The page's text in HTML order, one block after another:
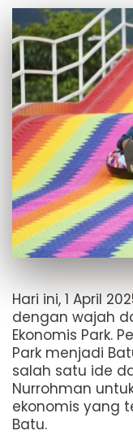
Hari ini, 1 April
dengan wajah
Ekonomis Park.
Park menjadi
salah satu ide
Nurrohman
ekonomis yang
Batu.